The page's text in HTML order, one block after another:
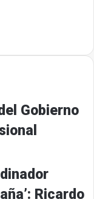
Gobierno
Ricardo